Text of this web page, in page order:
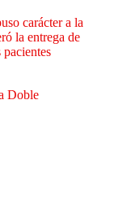
carácter a la
la entrega de
Doble